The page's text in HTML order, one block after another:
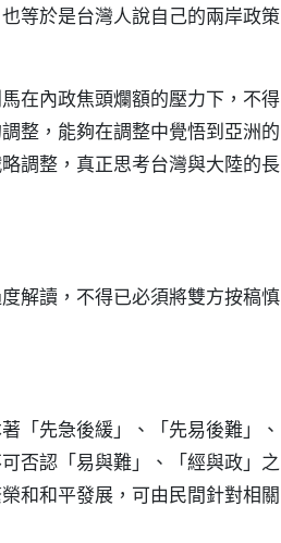
等於是台灣人說自己的兩岸政策
在內政焦頭爛額的壓力下，不得
整，能夠在調整中覺悟到亞洲的
調整，真正思考台灣與大陸的長
解讀，不得已必須將雙方按稿慎
「先急後緩」、「先易後難」、
否認「易與難」、「經與政」之
和和平發展，可由民間針對相關